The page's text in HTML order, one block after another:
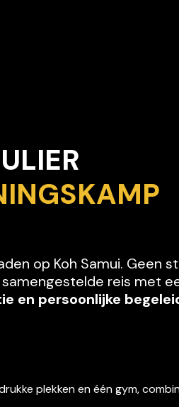
op Koh Samui. Geen
reis met
en persoonlijke
plekken en één gym,